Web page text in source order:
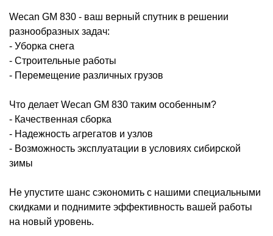
Foton
Сервис в Кемерово
Шины
Wecan GM 830 - ваш верный спутник в решении
разнообразных задач:
- Уборка снега
- Строительные работы
- Перемещение различных грузов
Что делает Wecan GM 830 таким особенным?
- Качественная сборка
- Надежность агрегатов и узлов
- Возможность эксплуатации в условиях сибирской
зимы
Не упустите шанс сэкономить с нашими специальными
скидками и поднимите эффективность вашей работы
на новый уровень.